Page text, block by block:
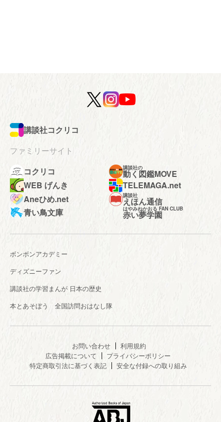
講談社コクリコ
ファミリーサイト
コクリコ
講談社の
動く図鑑MOVE
WEB げんき
TELEMAGA.net
Aneひめ.net
講談社
えほん通信
青い鳥文庫
はやみねかおる FAN CLUB
赤い夢学園
ボンボンアカデミー
ディズニーファン
講談社の学習まんが 日本の歴史
本とあそぼう 全国訪問おはなし隊
お問い合わせ
利用規約
広告掲載について
プライバシーポリシー
特定商取引法に基づく表記
安全な付録への取り組み